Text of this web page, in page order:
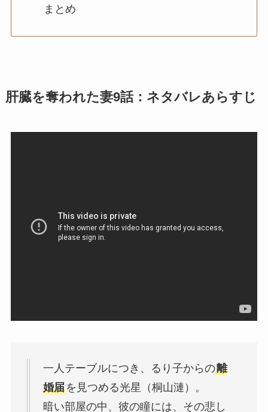
まとめ
肝臓を奪われた妻9話：ネタバレあらすじ
一人テーブルにつき、るり子からの離
婚届を見つめる光星（桐山漣）。
暗い部屋の中、彼の瞳には、その悲し